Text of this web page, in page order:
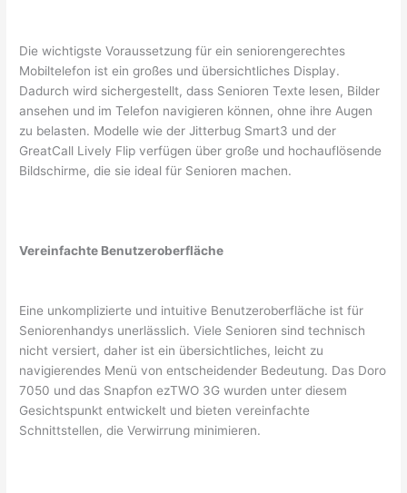
Die wichtigste Voraussetzung für ein seniorengerechtes
Mobiltelefon ist ein großes und übersichtliches Display.
Dadurch wird sichergestellt, dass Senioren Texte lesen, Bilder
ansehen und im Telefon navigieren können, ohne ihre Augen
zu belasten. Modelle wie der Jitterbug Smart3 und der
GreatCall Lively Flip verfügen über große und hochauflösende
Bildschirme, die sie ideal für Senioren machen.
Vereinfachte Benutzeroberfläche
Eine unkomplizierte und intuitive Benutzeroberfläche ist für
Seniorenhandys unerlässlich. Viele Senioren sind technisch
nicht versiert, daher ist ein übersichtliches, leicht zu
navigierendes Menü von entscheidender Bedeutung. Das Doro
7050 und das Snapfon ezTWO 3G wurden unter diesem
Gesichtspunkt entwickelt und bieten vereinfachte
Schnittstellen, die Verwirrung minimieren.